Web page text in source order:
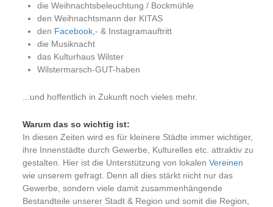
die Weihnachtsbeleuchtung / Bockmühle
den Weihnachtsmann der KITAS
den Facebook ,- & Instagramauftritt
die Musiknacht
das Kulturhaus Wilster
Wilstermarsch-GUT-haben
...und hoffentlich in Zukunft noch vieles mehr.
Warum das so wichtig ist:
In diesen Zeiten wird es für kleinere Städte immer wichtiger,
ihre Innenstädte durch Gewerbe, Kulturelles etc. attraktiv zu
gestalten. Hier ist die Unterstützung von lokalen Vereinen
wie unserem gefragt. Denn all dies stärkt nicht nur das
Gewerbe, sondern viele damit zusammenhängende
Bestandteile unserer Stadt & Region und somit die Region,